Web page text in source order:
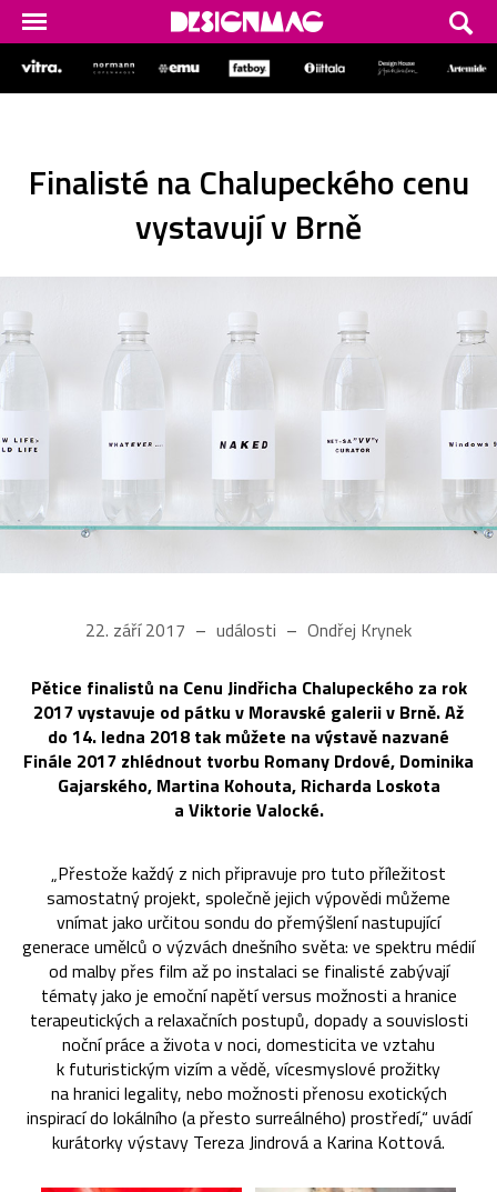
Finalisté na Chalupeckého cenu
vystavují v Brně
22. září 2017 události Ondřej Krynek
Pětice finalistů na Cenu Jindřicha Chalupeckého za rok
2017 vystavuje od pátku v Moravské galerii v Brně. Až
do 14. ledna 2018 tak můžete na výstavě nazvané
Finále 2017 zhlédnout tvorbu Romany Drdové, Dominika
Gajarského, Martina Kohouta, Richarda Loskota
a Viktorie Valocké.
„Přestože každý z nich připravuje pro tuto příležitost
samostatný projekt, společně jejich výpovědi můžeme
vnímat jako určitou sondu do přemýšlení nastupující
generace umělců o výzvách dnešního světa: ve spektru médií
od malby přes film až po instalaci se finalisté zabývají
tématy jako je emoční napětí versus možnosti a hranice
terapeutických a relaxačních postupů, dopady a souvislosti
noční práce a života v noci, domesticita ve vztahu
k futuristickým vizím a vědě, vícesmyslové prožitky
na hranici legality, nebo možnosti přenosu exotických
inspirací do lokálního (a přesto surreálného) prostředí,“ uvádí
kurátorky výstavy Tereza Jindrová a Karina Kottová.